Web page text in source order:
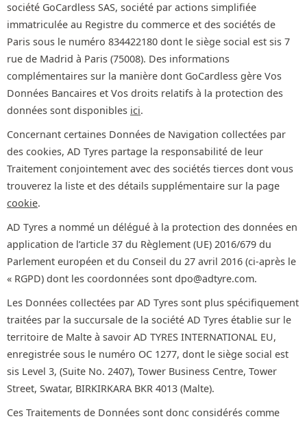
société GoCardless SAS, société par actions simplifiée
immatriculée au Registre du commerce et des sociétés de
Paris sous le numéro 834422180 dont le siège social est sis 7
rue de Madrid à Paris (75008). Des informations
complémentaires sur la manière dont GoCardless gère Vos
Données Bancaires et Vos droits relatifs à la protection des
données sont disponibles ici.
Concernant certaines Données de Navigation collectées par
des cookies, AD Tyres partage la responsabilité de leur
Traitement conjointement avec des sociétés tierces dont vous
trouverez la liste et des détails supplémentaire sur la page
cookie.
AD Tyres a nommé un délégué à la protection des données en
application de l’article 37 du Règlement (UE) 2016/679 du
Parlement européen et du Conseil du 27 avril 2016 (ci-après le
« RGPD) dont les coordonnées sont dpo@adtyre.com.
Les Données collectées par AD Tyres sont plus spécifiquement
traitées par la succursale de la société AD Tyres établie sur le
territoire de Malte à savoir AD TYRES INTERNATIONAL EU,
enregistrée sous le numéro OC 1277, dont le siège social est
sis Level 3, (Suite No. 2407), Tower Business Centre, Tower
Street, Swatar, BIRKIRKARA BKR 4013 (Malte).
Ces Traitements de Données sont donc considérés comme